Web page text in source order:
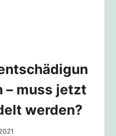
– muss jetzt
werden?